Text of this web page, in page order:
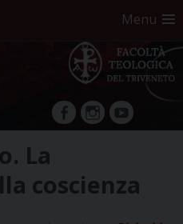
Menu
facebookInstagram
YouTube
La
coscienza